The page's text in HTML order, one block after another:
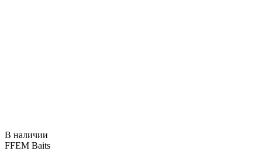
В наличии
FFEM Baits